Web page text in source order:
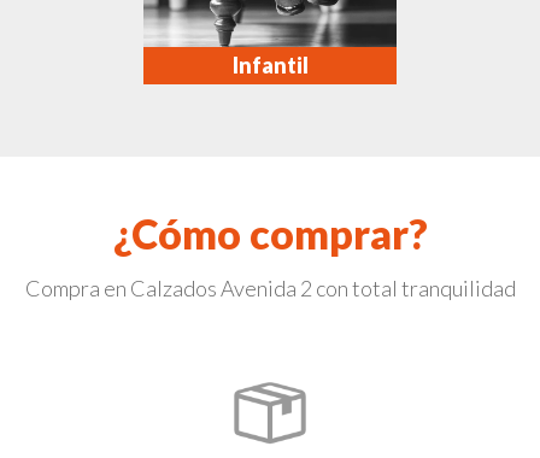
Infantil
¿Cómo comprar?
Compra en Calzados Avenida 2 con total tranquilidad